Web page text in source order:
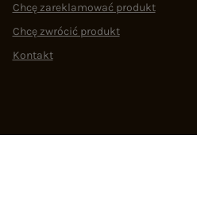
Chcę zareklamować produkt
Chcę zwrócić produkt
Kontakt